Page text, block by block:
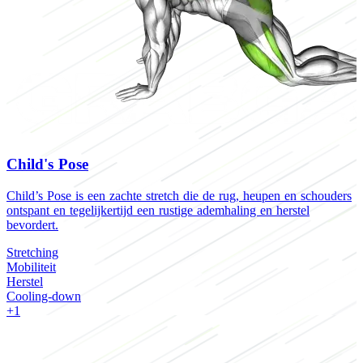
Child's Pose
Child’s Pose is een zachte stretch die de rug, heupen en schouders
ontspant en tegelijkertijd een rustige ademhaling en herstel
bevordert.
Stretching
Mobiliteit
Herstel
Cooling-down
+1